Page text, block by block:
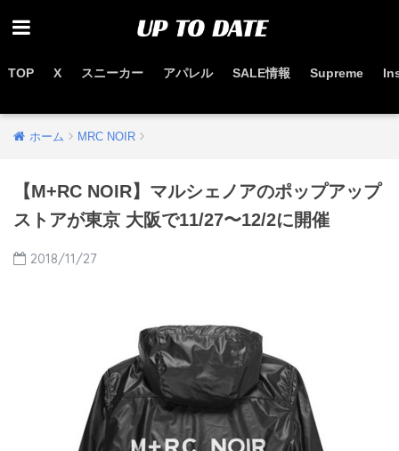
TOP X スニーカー アパレル SALE情報 Supreme
ホーム MRC NOIR
【M+RC NOIR】マルシェノアのポップアップ
ストアが東京 大阪で11/27〜12/2に開催
2018/11/27